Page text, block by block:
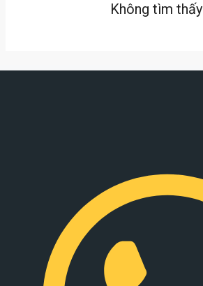
Không tìm thấy